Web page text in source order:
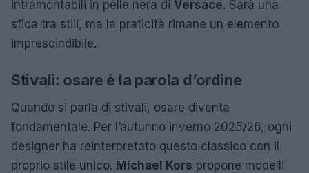
intramontabili in pelle nera di Versace. Sarà una
sfida tra stili, ma la praticità rimane un elemento
imprescindibile.
Stivali: osare è la parola d’ordine
Quando si parla di stivali, osare diventa
fondamentale. Per l’autunno inverno 2025/26, ogni
designer ha reinterpretato questo classico con il
proprio stile unico. Michael Kors propone modelli